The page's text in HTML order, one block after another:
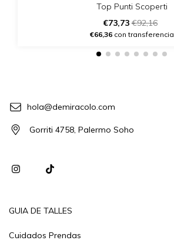
Top Punti Scoperti
€73,73€92,16
€66,36con transferencia
hola@demiracolo.com
Gorriti 4758, Palermo Soho
GUIA DE TALLES
Cuidados Prendas